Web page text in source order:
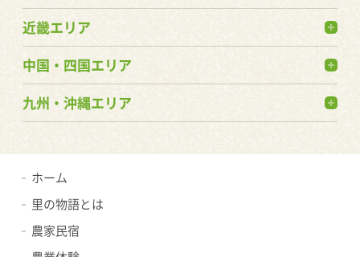
近畿エリア
中国・四国エリア
九州・沖縄エリア
ホーム
里の物語とは
農家民宿